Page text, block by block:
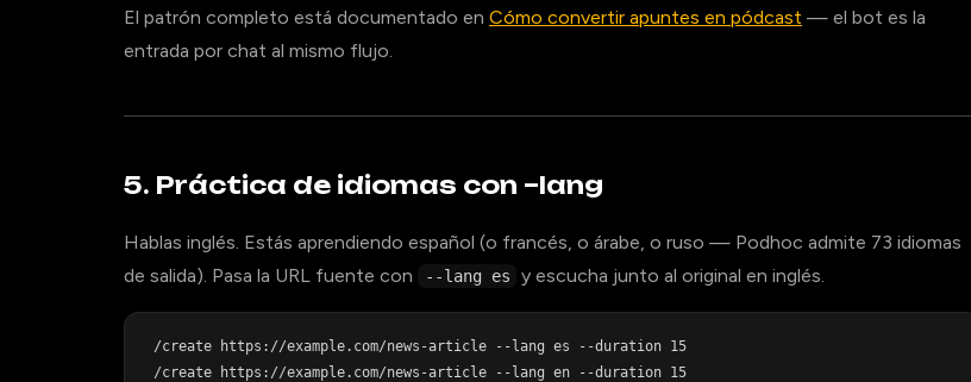
El patrón completo está documentado en Cómo convertir apuntes en pódcast — el bot es la
entrada por chat al mismo flujo.
5. Práctica de idiomas con –lang
Hablas inglés. Estás aprendiendo español (o francés, o árabe, o ruso — Podhoc admite 73 idiomas
de salida). Pasa la URL fuente con
--lang es y escucha junto al original en inglés.
/create https://example.com/news-article --lang es --duration 15